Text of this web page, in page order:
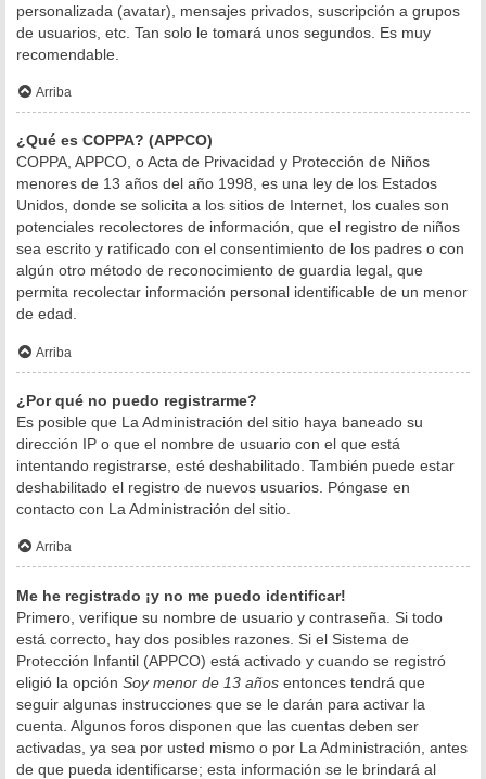
personalizada (avatar), mensajes privados, suscripción a grupos
de usuarios, etc. Tan solo le tomará unos segundos. Es muy
recomendable.
Arriba
¿Qué es COPPA? (APPCO)
COPPA, APPCO, o Acta de Privacidad y Protección de Niños
menores de 13 años del año 1998, es una ley de los Estados
Unidos, donde se solicita a los sitios de Internet, los cuales son
potenciales recolectores de información, que el registro de niños
sea escrito y ratificado con el consentimiento de los padres o con
algún otro método de reconocimiento de guardia legal, que
permita recolectar información personal identificable de un menor
de edad.
Arriba
¿Por qué no puedo registrarme?
Es posible que La Administración del sitio haya baneado su
dirección IP o que el nombre de usuario con el que está
intentando registrarse, esté deshabilitado. También puede estar
deshabilitado el registro de nuevos usuarios. Póngase en
contacto con La Administración del sitio.
Arriba
Me he registrado ¡y no me puedo identificar!
Primero, verifique su nombre de usuario y contraseña. Si todo
está correcto, hay dos posibles razones. Si el Sistema de
Protección Infantil (APPCO) está activado y cuando se registró
eligió la opción Soy menor de 13 años entonces tendrá que
seguir algunas instrucciones que se le darán para activar la
cuenta. Algunos foros disponen que las cuentas deben ser
activadas, ya sea por usted mismo o por La Administración, antes
de que pueda identificarse; esta información se le brindará al